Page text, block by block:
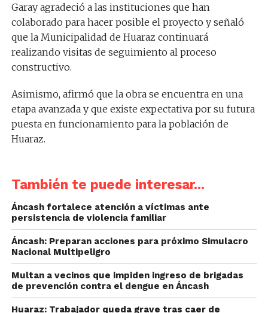
Garay agradeció a las instituciones que han
colaborado para hacer posible el proyecto y señaló
que la Municipalidad de Huaraz continuará
realizando visitas de seguimiento al proceso
constructivo.
Asimismo, afirmó que la obra se encuentra en una
etapa avanzada y que existe expectativa por su futura
puesta en funcionamiento para la población de
Huaraz.
También te puede interesar...
Áncash fortalece atención a víctimas ante
persistencia de violencia familiar
Áncash: Preparan acciones para próximo Simulacro
Nacional Multipeligro
Multan a vecinos que impiden ingreso de brigadas
de prevención contra el dengue en Áncash
Huaraz: Trabajador queda grave tras caer de